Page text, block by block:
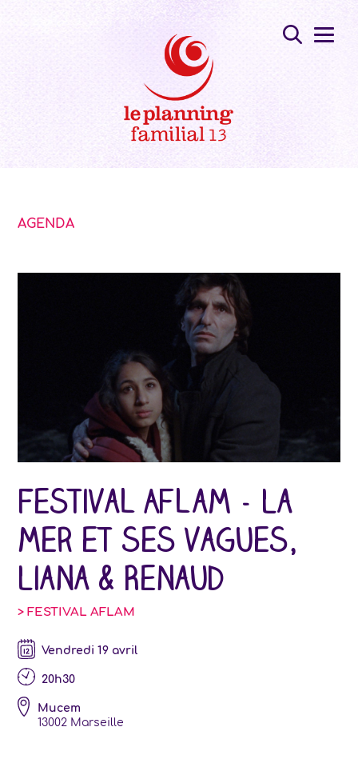
AGENDA
Festival Aflam - La
mer et ses vagues,
Liana & Renaud
> FESTIVAL AFLAM
vendredi 19 avril
20h30
Mucem
13002 Marseille